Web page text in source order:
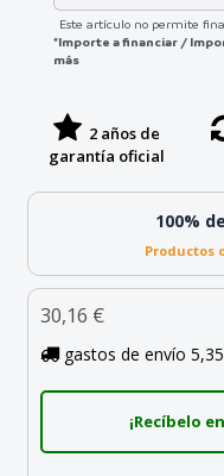
Este artículo no permite
*Importe a financiar /
más
2 años de
garantía oficial
100%
Productos
30,16 €
gastos de envío
¡Recíbelo